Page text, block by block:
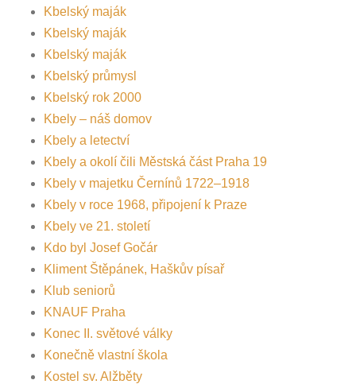
Kbelský maják
Kbelský maják
Kbelský maják
Kbelský průmysl
Kbelský rok 2000
Kbely – náš domov
Kbely a letectví
Kbely a okolí čili Městská část Praha 19
Kbely v majetku Černínů 1722–1918
Kbely v roce 1968, připojení k Praze
Kbely ve 21. století
Kdo byl Josef Gočár
Kliment Štěpánek, Haškův písař
Klub seniorů
KNAUF Praha
Konec II. světové války
Konečně vlastní škola
Kostel sv. Alžběty